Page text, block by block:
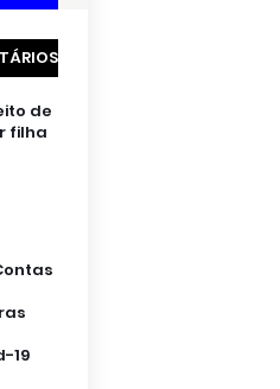
de
filha
19